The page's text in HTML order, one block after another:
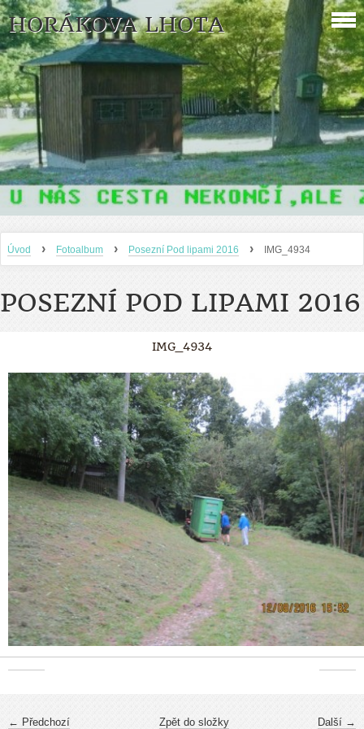
HORÁKOVA LHOTA
Úvod › Fotoalbum › Posezní Pod lipami 2016 › IMG_4934
POSEZNÍ POD LIPAMI 2016
IMG_4934
← Předchozí Další →
Zpět do složky